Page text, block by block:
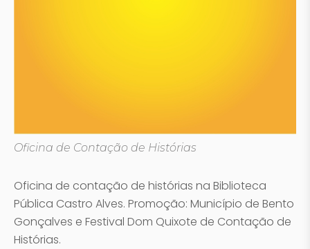
Oficina de Contação de Histórias
Oficina de contação de histórias na Biblioteca
Pública Castro Alves. Promoção: Município de Bento
Gonçalves e Festival Dom Quixote de Contação de
Histórias.